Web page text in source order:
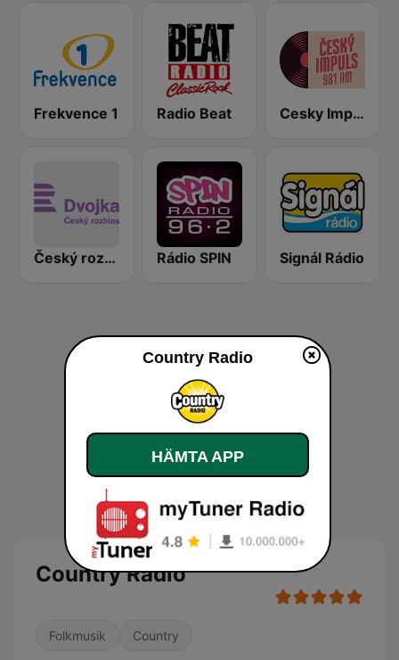
Frekvence 1 Radio Beat Cesky Impuls
Český rozhlas Dvojka Rádio SPIN Signál Rádio
Country Radio
Folkmusik Country
Country Radio
HÄMTA APP